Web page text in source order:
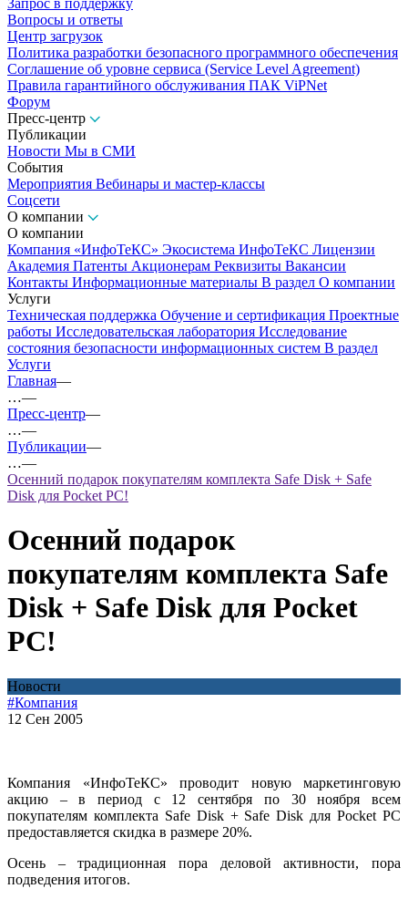
Запрос в поддержку
Вопросы и ответы
Центр загрузок
Политика разработки безопасного программного обеспечения
Соглашение об уровне сервиса (Service Level Agreement)
Правила гарантийного обслуживания ПАК ViPNet
Форум
Пресс-центр
Публикации
Новости Мы в СМИ
События
Мероприятия Вебинары и мастер-классы
Соцсети
О компании
О компании
Компания «ИнфоТеКС» Экосистема ИнфоТеКС Лицензии
Академия Патенты Акционерам Реквизиты Вакансии
Контакты Информационные материалы В раздел О компании
Услуги
Техническая поддержка Обучение и сертификация Проектные
работы Исследовательская лаборатория Исследование
состояния безопасности информационных систем В раздел
Услуги
Главная—
…—
Пресс-центр—
…—
Публикации—
…—
Осенний подарок покупателям комплекта Safe Disk + Safe
Disk для Pocket PC!
Осенний подарок
покупателям комплекта Safe
Disk + Safe Disk для Pocket
PC!
Новости
#Компания
12 Сен 2005
Компания «ИнфоТеКС» проводит новую маркетинговую
акцию – в период с 12 сентября по 30 ноября всем
покупателям комплекта Safe Disk + Safe Disk для Pocket PC
предоставляется скидка в размере 20%.
Осень – традиционная пора деловой активности, пора
подведения итогов.